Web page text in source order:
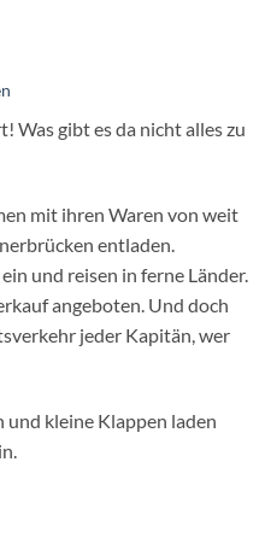
Was gibt es da nicht alles zu
mit ihren Waren von weit
entladen.
und reisen in ferne Länder.
angeboten. Und doch
jeder Kapitän, wer
kleine Klappen laden